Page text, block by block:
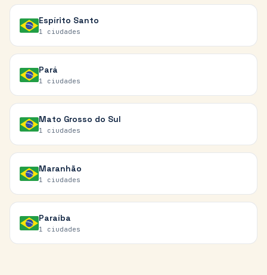
Espírito Santo
1 ciudades
Pará
1 ciudades
Mato Grosso do Sul
1 ciudades
Maranhão
1 ciudades
Paraíba
1 ciudades